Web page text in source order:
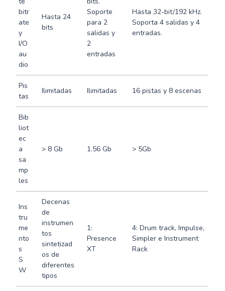
bitr
ate
y
I/O
au
dio
Hasta 24
bits
Soporte
para 2
salidas y
2
entradas
Hasta 32-bit/192 kHz.
Soporta 4 salidas y 4
entradas.
Pis
tas
Ilimitadas Ilimitadas 16 pistas y 8 escenas
Bib
liot
ec
a
sa
mp
les
> 8 Gb 1.56 Gb > 5Gb
Ins
tru
me
nto
s
S
W
Decenas
de
instrumen
tos
sintetizad
os de
diferentes
tipos
1:
Presence
XT
4: Drum track, Impulse,
Simpler e Instrument
Rack